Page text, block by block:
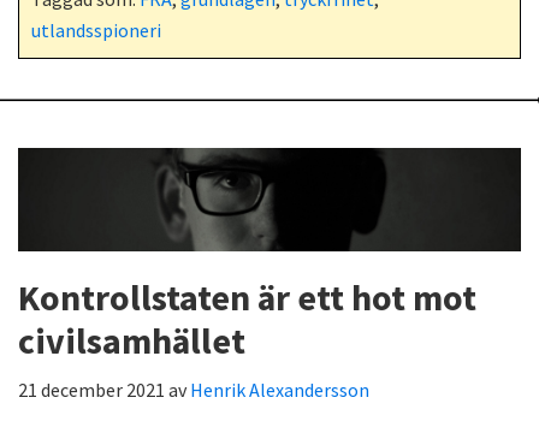
utlandsspioneri
Kontrollstaten är ett hot mot
civilsamhället
21 december 2021 avHenrik Alexandersson